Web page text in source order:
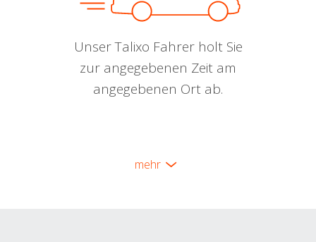
Unser Talixo Fahrer holt Sie
zur angegebenen Zeit am
angegebenen Ort ab.
mehr